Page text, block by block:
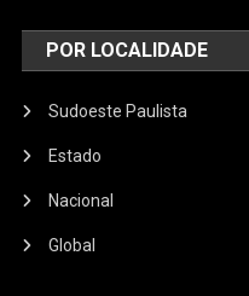
POR LOCALIDADE
Sudoeste Paulista
Estado
Nacional
Global